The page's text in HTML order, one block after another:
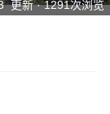
更新 · 1291次浏览